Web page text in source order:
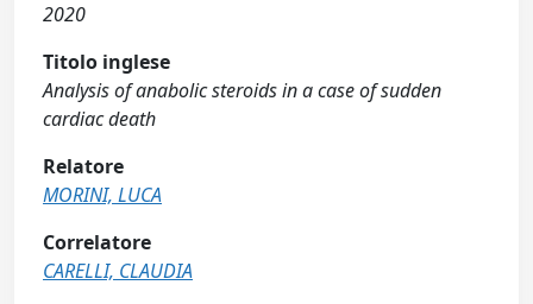
2020
Titolo inglese
Analysis of anabolic steroids in a case of sudden
cardiac death
Relatore
MORINI, LUCA
Correlatore
CARELLI, CLAUDIA